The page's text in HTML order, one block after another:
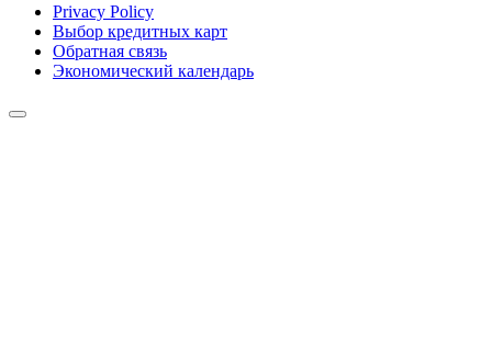
Privacy Policy
Выбор кредитных карт
Обратная связь
Экономический календарь